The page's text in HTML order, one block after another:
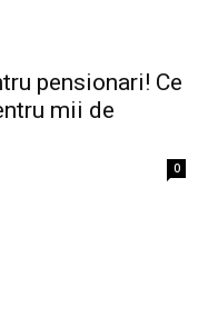
pensionari! Ce
mii de
0